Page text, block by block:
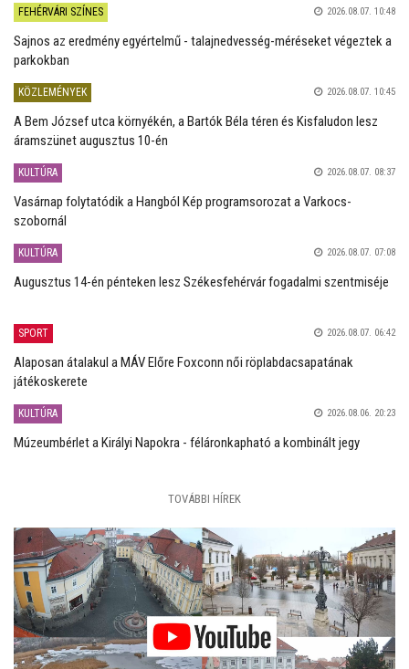
FEHÉRVÁRI SZÍNES 2026.08.07. 10:48
Sajnos az eredmény egyértelmű - talajnedvesség-méréseket végeztek a
parkokban
KÖZLEMÉNYEK 2026.08.07. 10:45
A Bem József utca környékén, a Bartók Béla téren és Kisfaludon lesz
áramszünet augusztus 10-én
KULTÚRA 2026.08.07. 08:37
Vasárnap folytatódik a Hangból Kép programsorozat a Varkocs-
szobornál
KULTÚRA 2026.08.07. 07:08
Augusztus 14-én pénteken lesz Székesfehérvár fogadalmi szentmiséje
SPORT 2026.08.07. 06:42
Alaposan átalakul a MÁV Előre Foxconn női röplabdacsapatának
játékoskerete
KULTÚRA 2026.08.06. 20:23
Múzeumbérlet a Királyi Napokra - féláronkapható a kombinált jegy
TOVÁBBI HÍREK